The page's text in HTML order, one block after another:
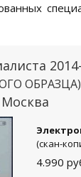
ОБРАЗЦА)
Москва
(скан-
4.990